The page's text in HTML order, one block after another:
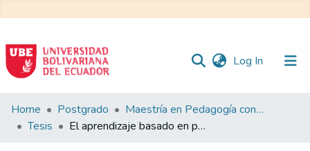
Log In (current)
Communities
&
Home Postgrado
Maestría en Pedagogía con Mención en Formación Técnica y Profesional
Tesis
El aprendizaje basado en problemas como estrategia didáctica en el refuerzo académico del módulo formativo soporte técnico figura profesional Informática